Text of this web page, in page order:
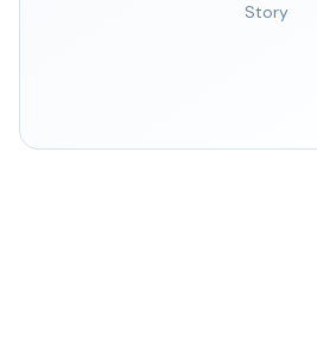
Story